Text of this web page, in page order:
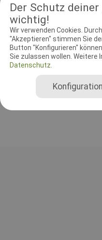
Der Schutz
wichtig!
Wir verwenden Cookies.
"Akzeptieren" stimmen Sie
Button "Konfigurieren"
Sie zulassen wollen. Weitere
Datenschutz.
Konfiguration
RICHTER UND
Peter
FH 2